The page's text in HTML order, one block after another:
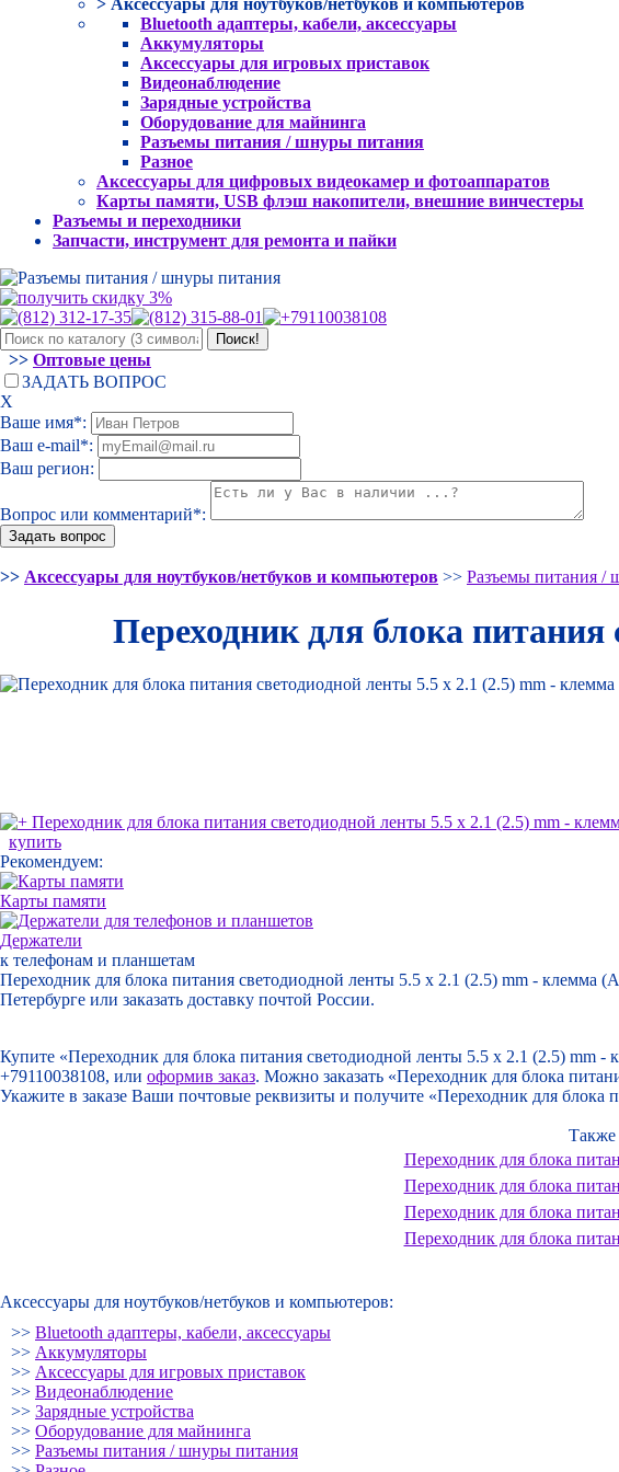
> Аксессуары для ноутбуков/нетбуков и компьютеров
Bluetooth адаптеры, кабели, аксессуары
Аккумуляторы
Аксессуары для игровых приставок
Видеонаблюдение
Зарядные устройства
Оборудование для майнинга
Разъемы питания / шнуры питания
Разное
Аксессуары для цифровых видеокамер и фотоаппаратов
Карты памяти, USB флэш накопители, внешние винчестеры
Разъемы и переходники
Запчасти, инструмент для ремонта и пайки
>> Оптовые цены
ЗАДАТЬ ВОПРОС
Х
Ваше имя*:
Ваш e-mail*:
Ваш регион:
Вопрос или комментарий*:
>> Аксессуары для ноутбуков/нетбуков и компьютеров >> Разъемы питания /
Переходник для блока
купить
Рекомендуем:
Карты памяти
Держатели
к телефонам и планшетам
Переходник для блока питания светодиодной ленты 5.5 x 2.1 (2.5) mm - клемма
Петербурге или заказать доставку почтой России.
Купите «Переходник для блока питания светодиодной ленты 5.5 x 2.1 (2.5) mm -
+79110038108, или оформив заказ. Можно заказать «Переходник для блока
Укажите в заказе Ваши почтовые реквизиты и получите «Переходник для блока
Также
Переходник для блока
Переходник для блока
Переходник для блока
Переходник для блока
Аксессуары для ноутбуков/нетбуков и компьютеров:
>> Bluetooth адаптеры, кабели, аксессуары
>> Аккумуляторы
>> Аксессуары для игровых приставок
>> Видеонаблюдение
>> Зарядные устройства
>> Оборудование для майнинга
>> Разъемы питания / шнуры питания